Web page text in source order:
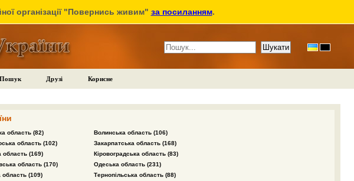
організації "Повернись живим" за посиланням.
Пошук Друзі Корисне
область (82)
Волинська область (106)
область (102)
Закарпатська область (168)
область (169)
Кіровоградська область (83)
область (170)
Одеська область (231)
область (109)
Тернопільська область (88)